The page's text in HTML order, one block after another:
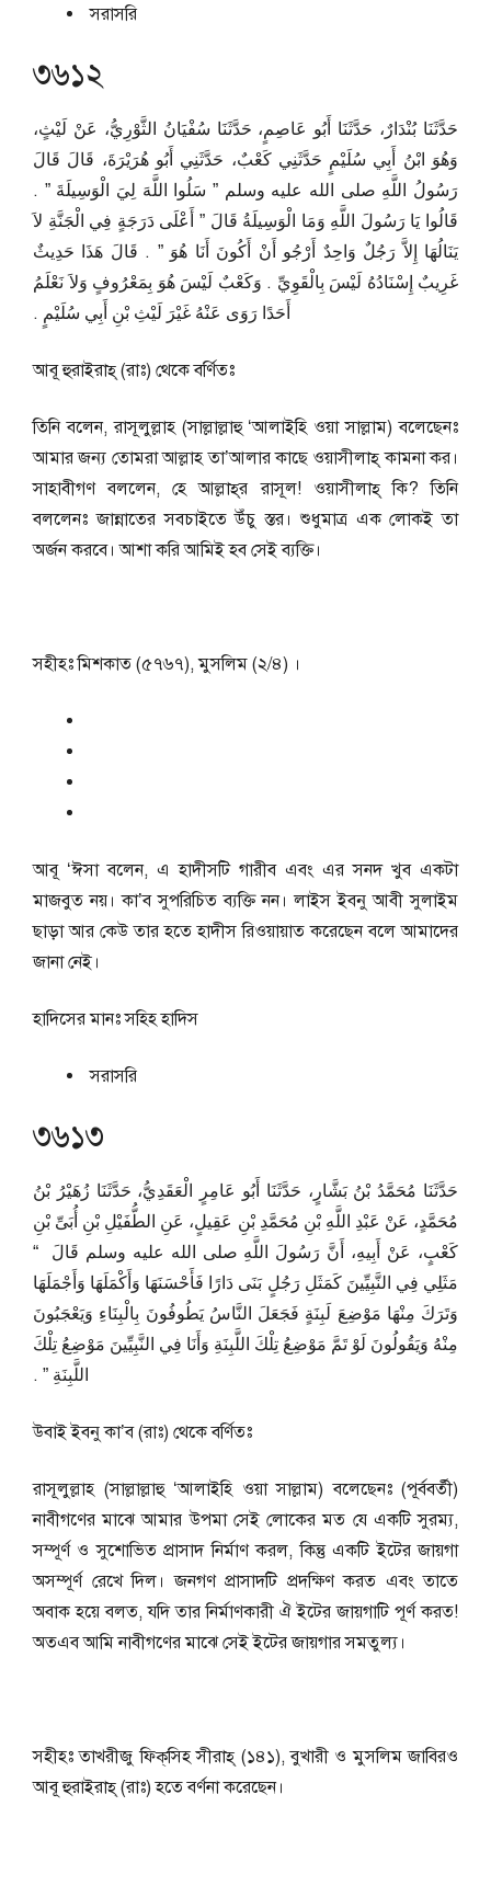
সরাসরি
৩৬১২
حَدَّثَنَا بُنْدَارٌ، حَدَّثَنَا أَبُو عَاصِمٍ، حَدَّثَنَا سُفْيَانُ الثَّوْرِيُّ، عَنْ لَيْثٍ،
وَهُوَ ابْنُ أَبِي سُلَيْمٍ حَدَّثَنِي كَعْبٌ، حَدَّثَنِي أَبُو هُرَيْرَةَ، قَالَ قَالَ
رَسُولُ اللَّهِ صلى الله عليه وسلم ‏”‏ سَلُوا اللَّهَ لِيَ الْوَسِيلَةَ ‏”‏ ‏.‏
قَالُوا يَا رَسُولَ اللَّهِ وَمَا الْوَسِيلَةُ قَالَ ‏”‏ أَعْلَى دَرَجَةٍ فِي الْجَنَّةِ لاَ
يَنَالُهَا إِلاَّ رَجُلٌ وَاحِدٌ أَرْجُو أَنْ أَكُونَ أَنَا هُوَ ‏”‏ ‏.‏ قَالَ هَذَا حَدِيثٌ
غَرِيبٌ إِسْنَادُهُ لَيْسَ بِالْقَوِيِّ ‏.‏ وَكَعْبٌ لَيْسَ هُوَ بِمَعْرُوفٍ وَلاَ نَعْلَمُ
أَحَدًا رَوَى عَنْهُ غَيْرَ لَيْثِ بْنِ أَبِي سُلَيْمٍ ‏.‏
আবূ হুরাইরাহ্‌ (রাঃ) থেকে বর্ণিতঃ
তিনি বলেন, রাসূলুল্লাহ (সাল্লাল্লাহু ‘আলাইহি ওয়া সাল্লাম) বলেছেনঃ
আমার জন্য তোমরা আল্লাহ তা’আলার কাছে ওয়াসীলাহ্‌ কামনা কর।
সাহাবীগণ বললেন, হে আল্লাহ্‌র রাসূল! ওয়াসীলাহ্‌ কি? তিনি
বললেনঃ জান্নাতের সবচাইতে উঁচু স্তর। শুধুমাত্র এক লোকই তা
অর্জন করবে। আশা করি আমিই হব সেই ব্যক্তি।
সহীহঃ মিশকাত (৫৭৬৭), মুসলিম (২/৪) ।
আবূ ‘ঈসা বলেন, এ হাদীসটি গারীব এবং এর সনদ খুব একটা
মাজবুত নয়। কা’ব সুপরিচিত ব্যক্তি নন। লাইস ইবনু আবী সুলাইম
ছাড়া আর কেউ তার হতে হাদীস রিওয়ায়াত করেছেন বলে আমাদের
জানা নেই।
হাদিসের মানঃসহিহ হাদিস
সরাসরি
৩৬১৩
حَدَّثَنَا مُحَمَّدُ بْنُ بَشَّارٍ، حَدَّثَنَا أَبُو عَامِرٍ الْعَقَدِيُّ، حَدَّثَنَا زُهَيْرُ بْنُ
مُحَمَّدٍ، عَنْ عَبْدِ اللَّهِ بْنِ مُحَمَّدِ بْنِ عَقِيلٍ، عَنِ الطُّفَيْلِ بْنِ أُبَىِّ بْنِ
كَعْبٍ، عَنْ أَبِيهِ، أَنَّ رَسُولَ اللَّهِ صلى الله عليه وسلم قَالَ ‏ “‏
مَثَلِي فِي النَّبِيِّينَ كَمَثَلِ رَجُلٍ بَنَى دَارًا فَأَحْسَنَهَا وَأَكْمَلَهَا وَأَجْمَلَهَا
وَتَرَكَ مِنْهَا مَوْضِعَ لَبِنَةٍ فَجَعَلَ النَّاسُ يَطُوفُونَ بِالْبِنَاءِ وَيَعْجَبُونَ
مِنْهُ وَيَقُولُونَ لَوْ تَمَّ مَوْضِعُ تِلْكَ اللَّبِنَةِ وَأَنَا فِي النَّبِيِّينَ مَوْضِعُ تِلْكَ
اللَّبِنَةِ ‏”‏ ‏.‏
উবাই ইবনু কা’ব (রাঃ) থেকে বর্ণিতঃ
রাসূলুল্লাহ (সাল্লাল্লাহু ‘আলাইহি ওয়া সাল্লাম) বলেছেনঃ (পূর্ববর্তী)
নাবীগণের মাঝে আমার উপমা সেই লোকের মত যে একটি সুরম্য,
সম্পূর্ণ ও সুশোভিত প্রাসাদ নির্মাণ করল, কিন্তু একটি ইটের জায়গা
অসম্পূর্ণ রেখে দিল। জনগণ প্রাসাদটি প্রদক্ষিণ করত এবং তাতে
অবাক হয়ে বলত, যদি তার নির্মাণকারী ঐ ইটের জায়গাটি পূর্ণ করত!
অতএব আমি নাবীগণের মাঝে সেই ইটের জায়গার সমতুল্য।
সহীহঃ তাখরীজু ফিক্‌সিহ সীরাহ্‌ (১৪১), বুখারী ও মুসলিম জাবিরও
আবূ হুরাইরাহ্‌ (রাঃ) হতে বর্ণনা করেছেন।